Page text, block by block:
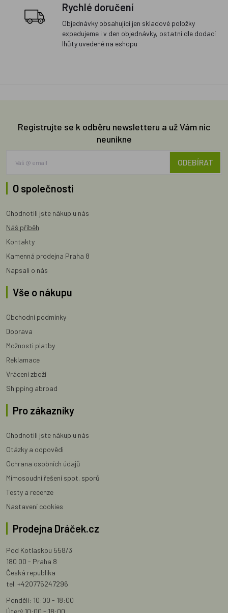
Rychlé doručení
Objednávky obsahující jen skladové položky
expedujeme i v den objednávky, ostatní dle dodací
lhůty uvedené na eshopu
Registrujte se k odběru newsletteru a už Vám nic
neunikne
ODEBÍRAT
O společnosti
Ohodnotili jste nákup u nás
Náš příběh
Kontakty
Kamenná prodejna Praha 8
Napsali o nás
Vše o nákupu
Obchodní podmínky
Doprava
Možnosti platby
Reklamace
Vrácení zboží
Shipping abroad
Pro zákazníky
Ohodnotili jste nákup u nás
Otázky a odpovědi
Ochrana osobních údajů
Mimosoudní řešení spot. sporů
Testy a recenze
Nastavení cookies
Prodejna Dráček.cz
Pod Kotlaskou 558/3
180 00 - Praha 8
Česká republika
tel. +420775247296
Pondělí: 10:00 - 18:00
Úterý 10:00 - 18:00